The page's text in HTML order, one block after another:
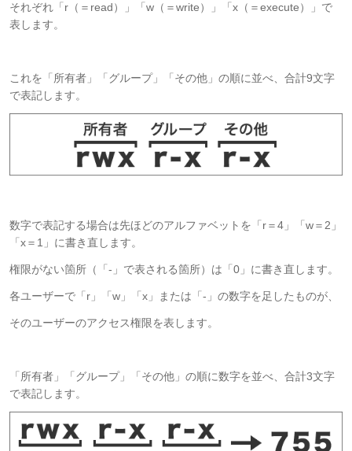
それぞれ「r（＝read）」「w（＝write）」「x（＝execute）」で
表します。
これを「所有者」「グループ」「その他」の順に並べ、合計9文字
で表記します。
数字で表記する場合は先ほどのアルファベットを「r＝4」「w＝2」
「x＝1」に書き直します。
権限がない箇所（「-」で表される箇所）は「0」に書き直します。
各ユーザーで「r」「w」「x」または「-」の数字を足したものが、
そのユーザーのアクセス権限を表します。
「所有者」「グループ」「その他」の順に数字を並べ、合計3文字
で表記します。